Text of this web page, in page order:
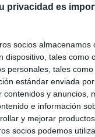
privacidad es
socios almacenamos
dispositivo, tales como
personales, tales
estándar enviada
contenidos y anuncios,
e información
y mejorar
socios podemos